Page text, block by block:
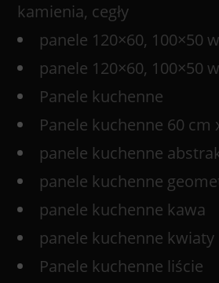
kamienia, cegły
panele 120×60, 100×50
panele 120×60, 100×50
Panele kuchenne
Panele kuchenne 60 cm
panele kuchenne
panele kuchenne
panele kuchenne kawa
panele kuchenne kwiaty
Panele kuchenne liście